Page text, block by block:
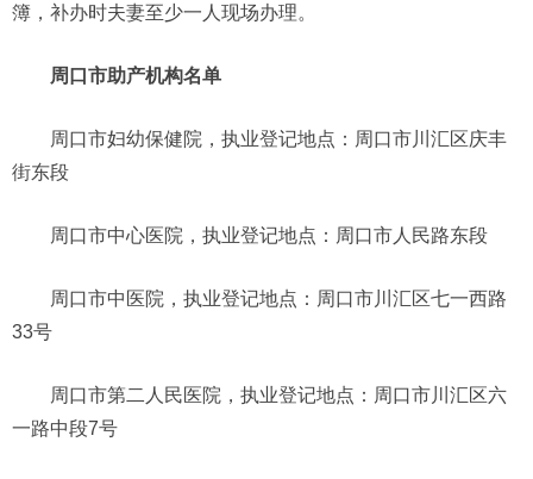
簿，补办时夫妻至少一人现场办理。
周口市助产机构名单
周口市妇幼保健院，执业登记地点：周口市川汇区庆丰
街东段
周口市中心医院，执业登记地点：周口市人民路东段
周口市中医院，执业登记地点：周口市川汇区七一西路
33号
周口市第二人民医院，执业登记地点：周口市川汇区六
一路中段7号